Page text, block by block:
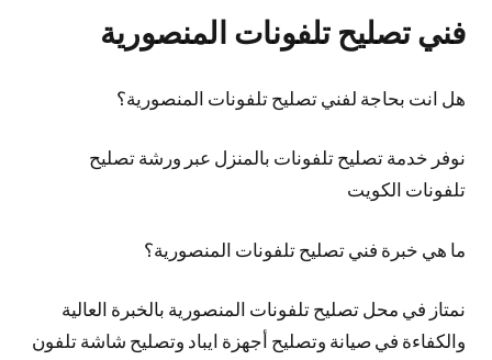
فني تصليح تلفونات المنصورية
هل انت بحاجة لفني تصليح تلفونات المنصورية؟
نوفر خدمة تصليح تلفونات بالمنزل عبر ورشة تصليح
تلفونات الكويت
ما هي خبرة فني تصليح تلفونات المنصورية؟
نمتاز في محل تصليح تلفونات المنصورية بالخبرة العالية
والكفاءة في صيانة وتصليح أجهزة ايباد وتصليح شاشة تلفون